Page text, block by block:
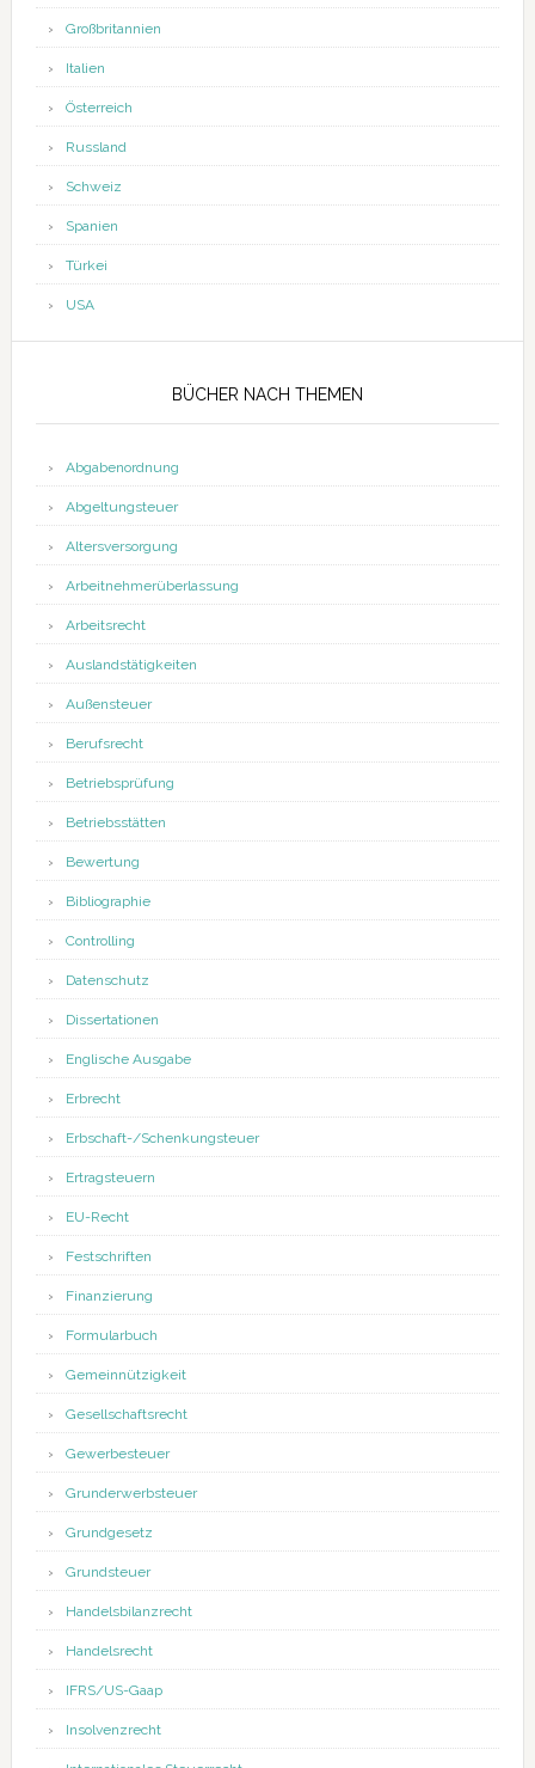
Großbritannien
Italien
Österreich
Russland
Schweiz
Spanien
Türkei
USA
BÜCHER NACH THEMEN
Abgabenordnung
Abgeltungsteuer
Altersversorgung
Arbeitnehmerüberlassung
Arbeitsrecht
Auslandstätigkeiten
Außensteuer
Berufsrecht
Betriebsprüfung
Betriebsstätten
Bewertung
Bibliographie
Controlling
Datenschutz
Dissertationen
Englische Ausgabe
Erbrecht
Erbschaft-/Schenkungsteuer
Ertragsteuern
EU-Recht
Festschriften
Finanzierung
Formularbuch
Gemeinnützigkeit
Gesellschaftsrecht
Gewerbesteuer
Grunderwerbsteuer
Grundgesetz
Grundsteuer
Handelsbilanzrecht
Handelsrecht
IFRS/US-Gaap
Insolvenzrecht